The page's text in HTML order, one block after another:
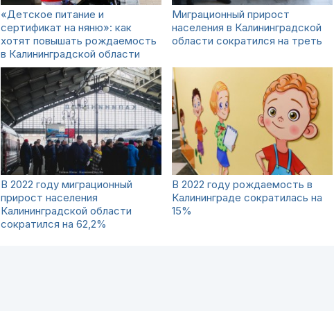
«Детское питание и
сертификат на няню»: как
хотят повышать рождаемость
в Калининградской области
Миграционный прирост
населения в Калининградской
области сократился на треть
В 2022 году миграционный
прирост населения
Калининградской области
сократился на 62,2%
В 2022 году рождаемость в
Калининграде сократилась на
15%